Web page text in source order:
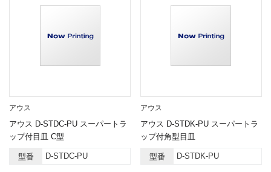
アウス
アウス D-STDC-PU スーパートラ
ップ付目皿 C型
型番 D-STDC-PU
アウス
アウス D-STDK-PU スーパートラ
ップ付角型目皿
型番 D-STDK-PU